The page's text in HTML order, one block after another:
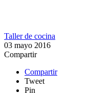
Taller de cocina
03 mayo 2016
Compartir
Compartir
Tweet
Pin